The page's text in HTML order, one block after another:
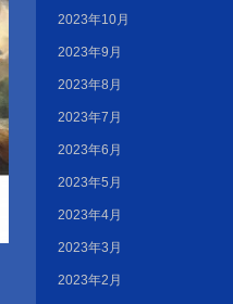
2023年10月
2023年9月
2023年8月
2023年7月
2023年6月
2023年5月
2023年4月
2023年3月
2023年2月